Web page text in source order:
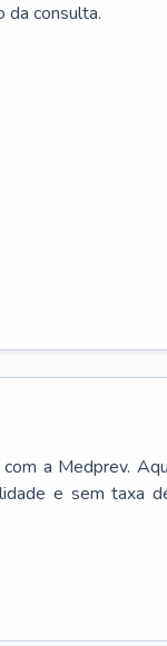
da consulta.
a Medprev.
e sem taxa